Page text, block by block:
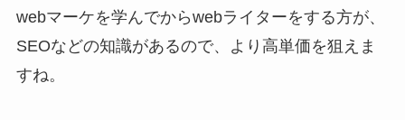
webマーケを学んでからwebライターをする方が、
SEOなどの知識があるので、より高単価を狙えま
すね。